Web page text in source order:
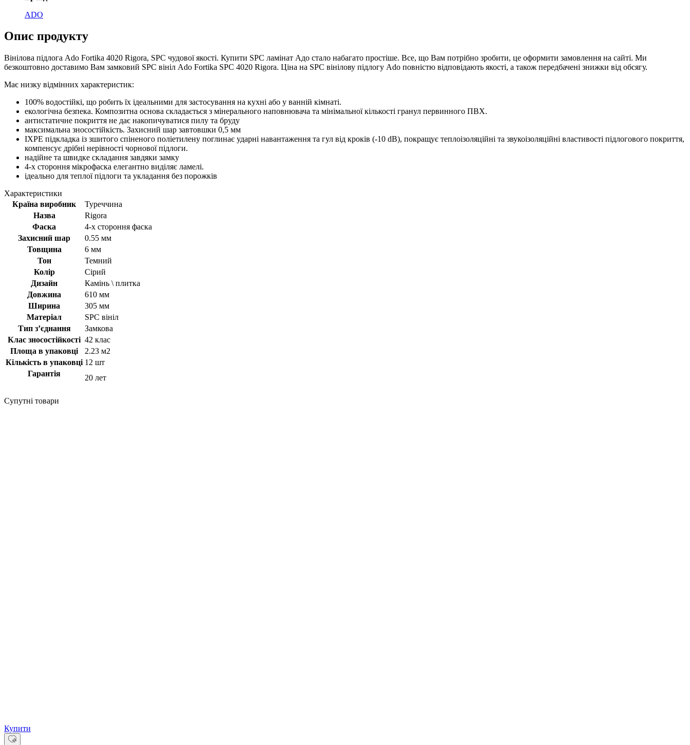
ADO
Опис продукту
Вінілова підлога Ado Fortika 4020 Rigora, SPC чудової якості. Купити SPC ламінат Адо стало набагато простіше. Все, що Вам потрібно зробити, це оформити замовлення на сайті. Ми
безкоштовно доставимо Вам замковий SPC вініл Ado Fortika SPC 4020 Rigora. Ціна на SPC вінілову підлогу Ado повністю відповідають якості, а також передбачені знижки від обсягу.
Має низку відмінних характеристик:
100% водостійкі, що робить їх ідеальними для застосування на кухні або у ванній кімнаті.
екологічна безпека. Композитна основа складається з мінерального наповнювача та мінімальної кількості гранул первинного ПВХ.
антистатичне покриття не дає накопичуватися пилу та бруду
максимальна зносостійкість. Захисний шар завтовшки 0,5 мм
IXPE підкладка із зшитого спіненого поліетилену поглинає ударні навантаження та гул від кроків (-10 dB), покращує теплоізоляційні та звукоізоляційні властивості підлогового покриття,
компенсує дрібні нерівності чорнової підлоги.
надійне та швидке складання завдяки замку
4-х стороння мікрофаска елегантно виділяє ламелі.
ідеально для теплої підлоги та укладання без порожків
Характеристики
Країна виробник
Туреччина
Назва
Rigora
Фаска
4-х стороння фаска
Захисний шар
0.55 мм
Товщина
6 мм
Тон
Темний
Колір
Сірий
Дизайн
Камінь \ плитка
Довжина
610 мм
Ширина
305 мм
Матеріал
SPC вініл
Тип з’єднання
Замкова
Клас зносостійкості 42 клас
Площа в упаковці
2.23 м2
Кількість в упаковці 12 шт
Гарантія
20 лет
Супутні товари
Купити